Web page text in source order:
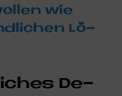
wie
Lö­
De­